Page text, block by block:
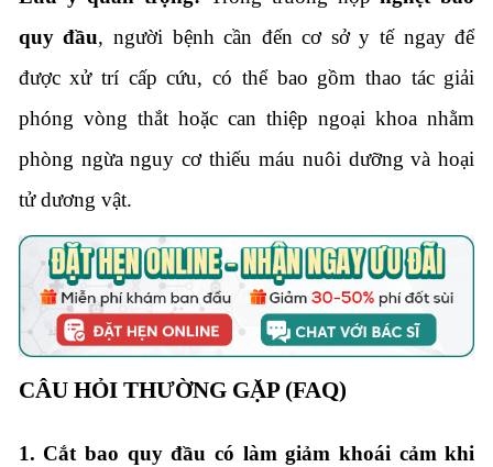
quy đầu, người bệnh cần đến cơ sở y tế ngay để
được xử trí cấp cứu, có thể bao gồm thao tác giải
phóng vòng thắt hoặc can thiệp ngoại khoa nhằm
phòng ngừa nguy cơ thiếu máu nuôi dưỡng và hoại
tử dương vật.
CÂU HỎI THƯỜNG GẶP (FAQ)
1. Cắt bao quy đầu có làm giảm khoái cảm khi